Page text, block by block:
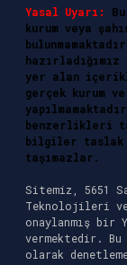
Yasal Uyarı:
kurum veya
yer alan
gerçek kurum
benzerlikleri
bilgiler taslak
taşımazlar.
Sitemiz, 5651
Teknolojileri ve
onaylanmış bir
vermektedir.
olarak